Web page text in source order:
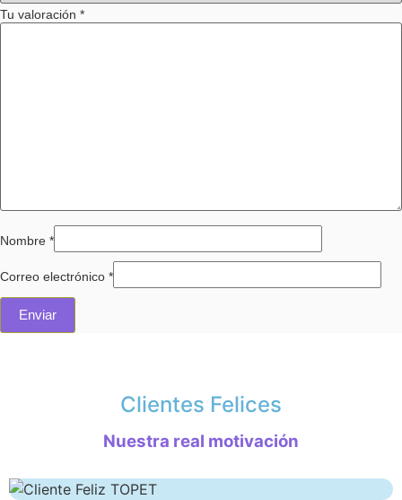
Tu valoración *
Nombre *
Correo electrónico *
Clientes Felices
Nuestra real motivación